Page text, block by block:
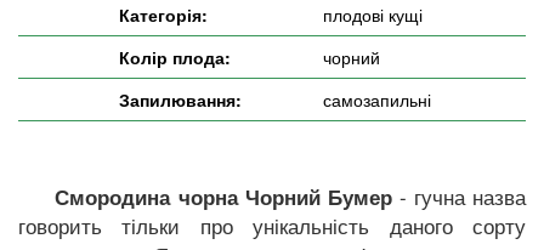
Категорія:
плодові кущі
Колір плода:
чорний
Запилювання:
самозапильні
Смородина чорна Чорний Бумер - гучна назва
говорить тільки про унікальність даного сорту